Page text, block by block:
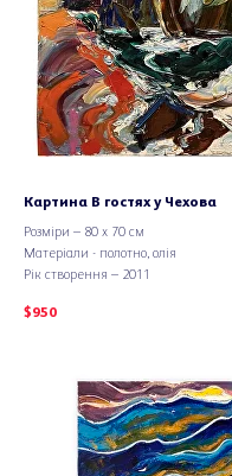
Картина В гостях у Чехова
Розміри – 80 х 70 см
Матеріали - полотно, олія
Рік створення – 2011
$950